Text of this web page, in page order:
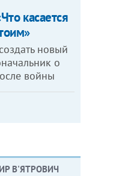
касается
новый
о
войны
В'ЯТРОВИЧ